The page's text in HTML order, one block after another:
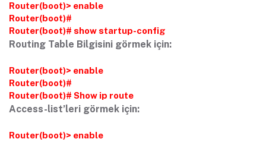
Router(boot)> enable
Router(boot)#
Router(boot)# show startup-config
Routing Table Bilgisini görmek için:
Router(boot)> enable
Router(boot)#
Router(boot)# Show ip route
Access-list’leri görmek için:
Router(boot)> enable